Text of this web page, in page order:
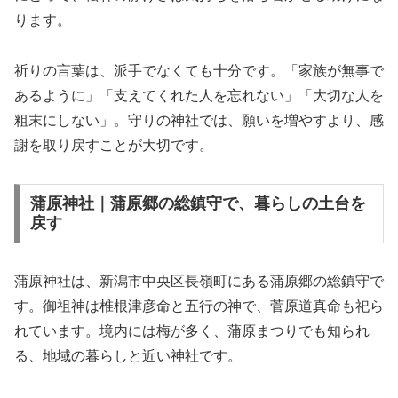
ります。
祈りの言葉は、派手でなくても十分です。「家族が無事で
あるように」「支えてくれた人を忘れない」「大切な人を
粗末にしない」。守りの神社では、願いを増やすより、感
謝を取り戻すことが大切です。
蒲原神社｜蒲原郷の総鎮守で、暮らしの土台を
戻す
蒲原神社は、新潟市中央区長嶺町にある蒲原郷の総鎮守で
す。御祖神は椎根津彦命と五行の神で、菅原道真命も祀ら
れています。境内には梅が多く、蒲原まつりでも知られ
る、地域の暮らしと近い神社です。